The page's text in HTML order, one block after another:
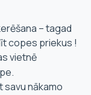
– tagad
copes priekus !
vietnē
savu nākamo